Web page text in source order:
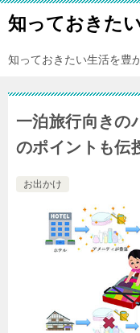
知っておきた
知っておきたい生活を豊
一泊旅行向きの
のポイントも伝
お出かけ